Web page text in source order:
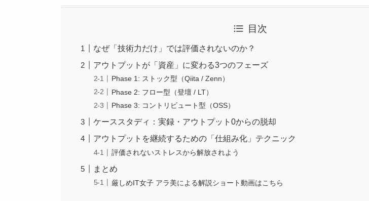
目次
なぜ「技術力だけ」では評価されないのか？
アウトプットが「資産」に変わる3つのフェーズ
Phase 1: ストック型（Qiita / Zenn）
Phase 2: フロー型（登壇 / LT）
Phase 3: コントリビュート型（OSS）
ケーススタディ：実録・アウトプット0からの脱却
アウトプットを継続するための「仕組み化」テクニック
評価されないストレスから解放されよう
まとめ
厳しめIT女子 アラ美による解説ショート動画はこちら